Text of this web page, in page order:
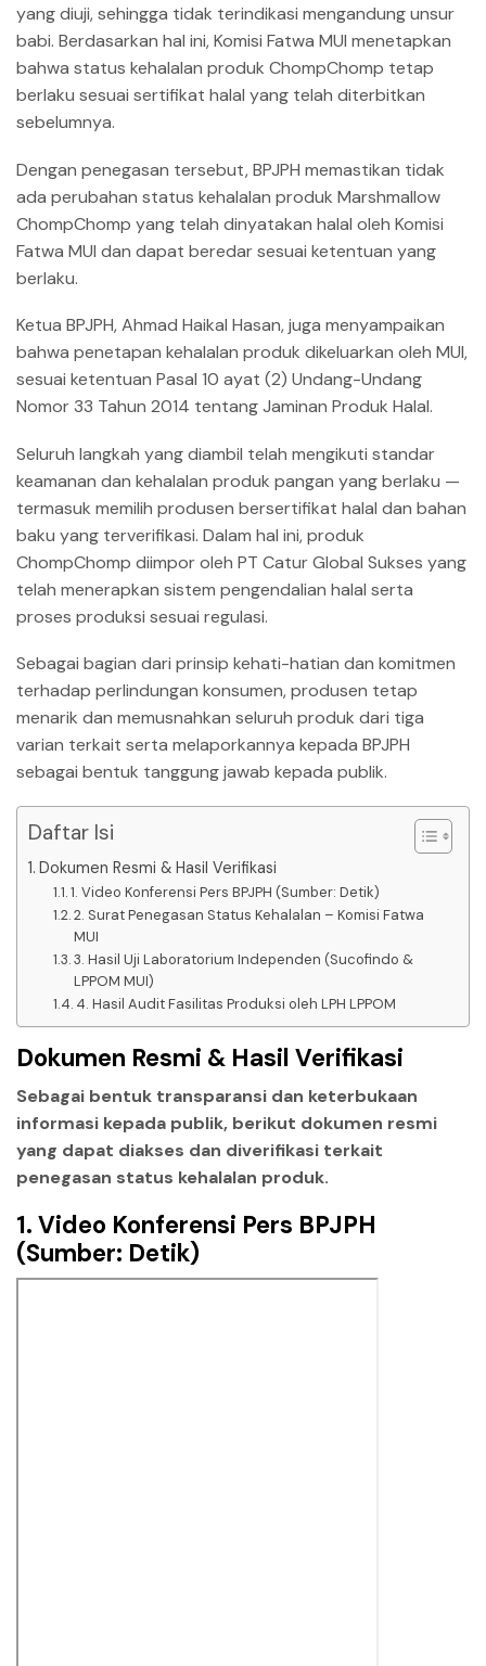
yang diuji, sehingga tidak terindikasi mengandung unsur
babi. Berdasarkan hal ini, Komisi Fatwa MUI menetapkan
bahwa status kehalalan produk ChompChomp tetap
berlaku sesuai sertifikat halal yang telah diterbitkan
sebelumnya.
Dengan penegasan tersebut, BPJPH memastikan tidak
ada perubahan status kehalalan produk Marshmallow
ChompChomp yang telah dinyatakan halal oleh Komisi
Fatwa MUI dan dapat beredar sesuai ketentuan yang
berlaku.
Ketua BPJPH, Ahmad Haikal Hasan, juga menyampaikan
bahwa penetapan kehalalan produk dikeluarkan oleh MUI,
sesuai ketentuan Pasal 10 ayat (2) Undang-Undang
Nomor 33 Tahun 2014 tentang Jaminan Produk Halal.
Seluruh langkah yang diambil telah mengikuti standar
keamanan dan kehalalan produk pangan yang berlaku —
termasuk memilih produsen bersertifikat halal dan bahan
baku yang terverifikasi. Dalam hal ini, produk
ChompChomp diimpor oleh PT Catur Global Sukses yang
telah menerapkan sistem pengendalian halal serta
proses produksi sesuai regulasi.
Sebagai bagian dari prinsip kehati-hatian dan komitmen
terhadap perlindungan konsumen, produsen tetap
menarik dan memusnahkan seluruh produk dari tiga
varian terkait serta melaporkannya kepada BPJPH
sebagai bentuk tanggung jawab kepada publik.
Daftar Isi
Dokumen Resmi & Hasil Verifikasi
1. Video Konferensi Pers BPJPH (Sumber: Detik)
2. Surat Penegasan Status Kehalalan – Komisi Fatwa
MUI
3. Hasil Uji Laboratorium Independen (Sucofindo &
LPPOM MUI)
4. Hasil Audit Fasilitas Produksi oleh LPH LPPOM
Dokumen Resmi & Hasil Verifikasi
Sebagai bentuk transparansi dan keterbukaan
informasi kepada publik, berikut dokumen resmi
yang dapat diakses dan diverifikasi terkait
penegasan status kehalalan produk.
1. Video Konferensi Pers BPJPH
(Sumber: Detik)